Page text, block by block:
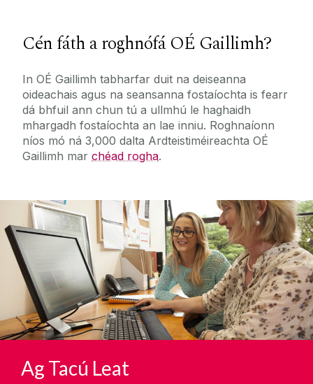
Cén fáth a roghnófá OÉ Gaillimh?
In OÉ Gaillimh tabharfar duit na deiseanna
oideachais agus na seansanna fostaíochta is fearr
dá bhfuil ann chun tú a ullmhú le haghaidh
mhargadh fostaíochta an lae inniu. Roghnaíonn
níos mó ná 3,000 dalta Ardteistiméireachta OÉ
Gaillimh mar chéad rogha.
Ag Tacú Leat